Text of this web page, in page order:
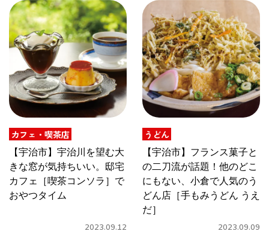
おすすめのイベント
カフェ・喫茶店
【宇治市】宇治川を望む大
きな窓が気持ちいい。邸宅
カフェ［喫茶コンソラ］で
おやつタイム
2023.09.12
うどん
【宇治市】フランス菓子と
の二刀流が話題！他のどこ
にもない、小倉で人気のう
どん店［手もみうどん うえ
だ］
2023.09.09